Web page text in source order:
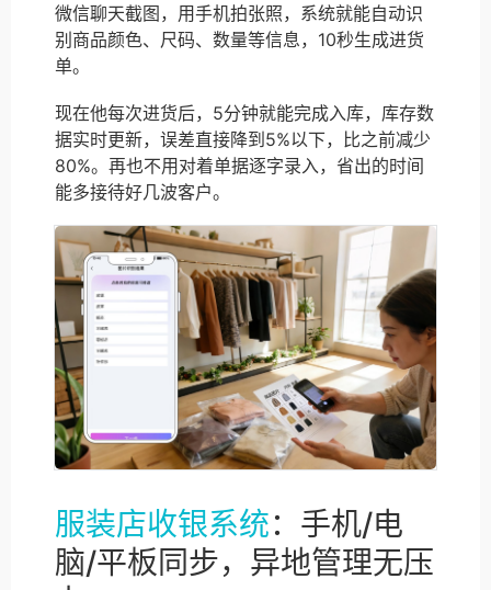
微信聊天截图，用手机拍张照，系统就能自动识
别商品颜色、尺码、数量等信息，10秒生成进货
单。
现在他每次进货后，5分钟就能完成入库，库存数
据实时更新，误差直接降到5%以下，比之前减少
80%。再也不用对着单据逐字录入，省出的时间
能多接待好几波客户。
服装店收银系统：手机/电
脑/平板同步，异地管理无压